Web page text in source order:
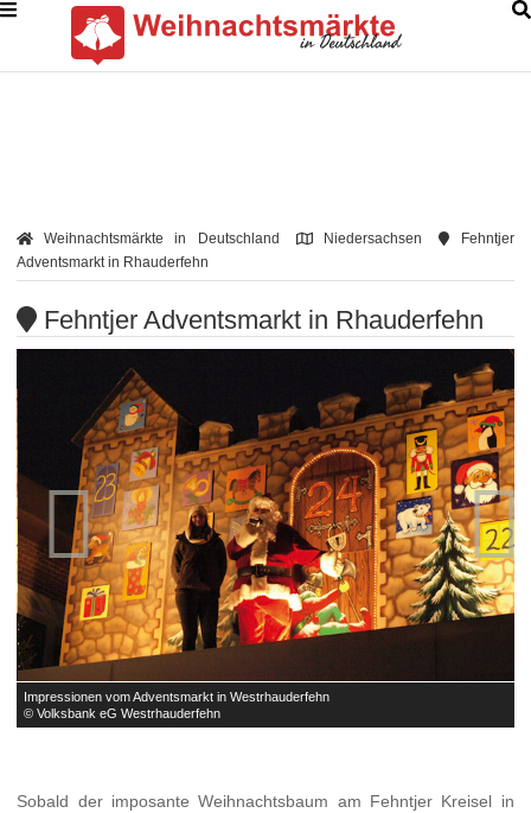
Weihnachtsmärkte in Deutschland Niedersachsen
Fehntjer
Adventsmarkt in Rhauderfehn
Fehntjer Adventsmarkt in Rhauderfehn
Impressionen vom Adventsmarkt in Westrhauderfehn
© Volksbank eG Westrhauderfehn
 
Sobald der imposante Weihnachtsbaum am Fehntjer Kreisel in